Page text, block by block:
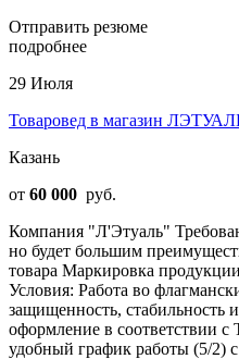
Отправить резюме
подробнее
29 Июля
Товаровед в магазин
Казань
от 60 000 руб.
Компания "Л'Этуаль"
но будет большим
товара Маркировка
Условия: Работа во
защищенность, стабильность
оформление в соответствии
удобный график работы (5/2)